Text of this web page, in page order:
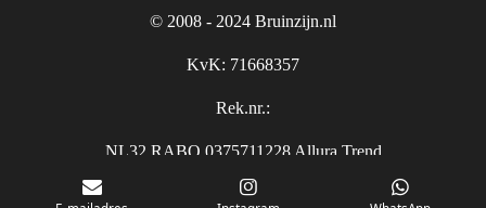
© 2008 - 2024 Bruinzijn.nl
KvK: 71668357
Rek.nr.:
NL32 RABO 0375711228 Allura Trend